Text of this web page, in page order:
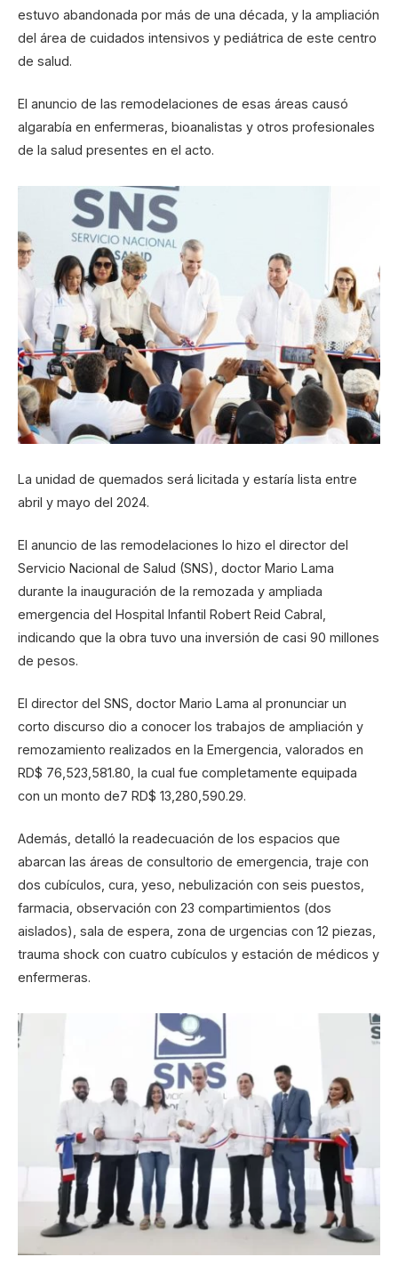
estuvo abandonada por más de una década, y la ampliación
del área de cuidados intensivos y pediátrica de este centro
de salud.
El anuncio de las remodelaciones de esas áreas causó
algarabía en enfermeras, bioanalistas y otros profesionales
de la salud presentes en el acto.
La unidad de quemados será licitada y estaría lista entre
abril y mayo del 2024.
El anuncio de las remodelaciones lo hizo el director del
Servicio Nacional de Salud (SNS), doctor Mario Lama
durante la inauguración de la remozada y ampliada
emergencia del Hospital Infantil Robert Reid Cabral,
indicando que la obra tuvo una inversión de casi 90 millones
de pesos.
El director del SNS, doctor Mario Lama al pronunciar un
corto discurso dio a conocer los trabajos de ampliación y
remozamiento realizados en la Emergencia, valorados en
RD$ 76,523,581.80, la cual fue completamente equipada
con un monto de7 RD$ 13,280,590.29.
Además, detalló la readecuación de los espacios que
abarcan las áreas de consultorio de emergencia, traje con
dos cubículos, cura, yeso, nebulización con seis puestos,
farmacia, observación con 23 compartimientos (dos
aislados), sala de espera, zona de urgencias con 12 piezas,
trauma shock con cuatro cubículos y estación de médicos y
enfermeras.